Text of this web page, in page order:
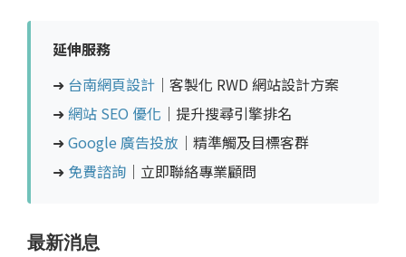
延伸服務
➜ 台南網頁設計 ｜客製化 RWD 網站設計方案
➜ 網站 SEO 優化 ｜提升搜尋引擎排名
➜ Google 廣告投放 ｜精準觸及目標客群
➜ 免費諮詢 ｜立即聯絡專業顧問
最新消息